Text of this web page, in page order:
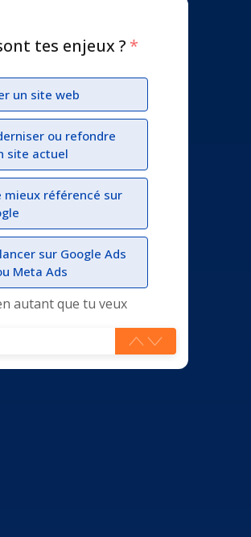
tes enjeux ? *
un site web
ou refondre
site actuel
mieux référencé sur
sur Google Ads
Meta Ads
autant que tu veux